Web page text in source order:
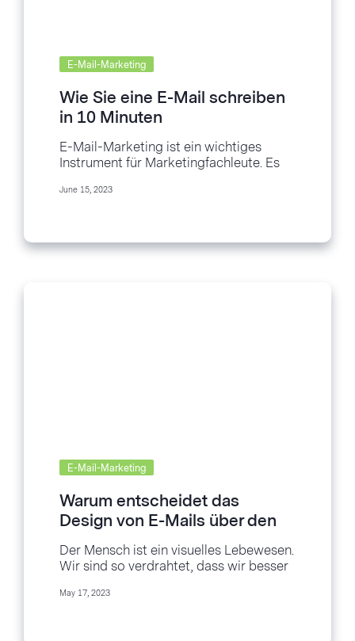
E-Mail-Marketing
Wie Sie eine E-Mail schreiben
in 10 Minuten
E-Mail-Marketing ist ein wichtiges
Instrument für Marketingfachleute. Es
erreichen, Beziehungen aufzubauen und
June 15, 2023
E-Mail-Marketing
Warum entscheidet das
Design von E-Mails über den
Erfolg Ihrer Kampagne?
Der Mensch ist ein visuelles Lebewesen.
Wir sind so verdrahtet, dass wir besser
mit visuellen...
May 17, 2023